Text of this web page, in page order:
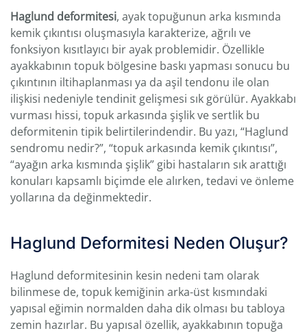
Haglund deformitesi, ayak topuğunun arka kısmında
kemik çıkıntısı oluşmasıyla karakterize, ağrılı ve
fonksiyon kısıtlayıcı bir ayak problemidir. Özellikle
ayakkabının topuk bölgesine baskı yapması sonucu bu
çıkıntının iltihaplanması ya da aşil tendonu ile olan
ilişkisi nedeniyle tendinit gelişmesi sık görülür. Ayakkabı
vurması hissi, topuk arkasında şişlik ve sertlik bu
deformitenin tipik belirtilerindendir. Bu yazı, “Haglund
sendromu nedir?”, “topuk arkasında kemik çıkıntısı”,
“ayağın arka kısmında şişlik” gibi hastaların sık arattığı
konuları kapsamlı biçimde ele alırken, tedavi ve önleme
yollarına da değinmektedir.
Haglund Deformitesi Neden Oluşur?
Haglund deformitesinin kesin nedeni tam olarak
bilinmese de, topuk kemiğinin arka-üst kısmındaki
yapısal eğimin normalden daha dik olması bu tabloya
zemin hazırlar. Bu yapısal özellik, ayakkabının topuğa